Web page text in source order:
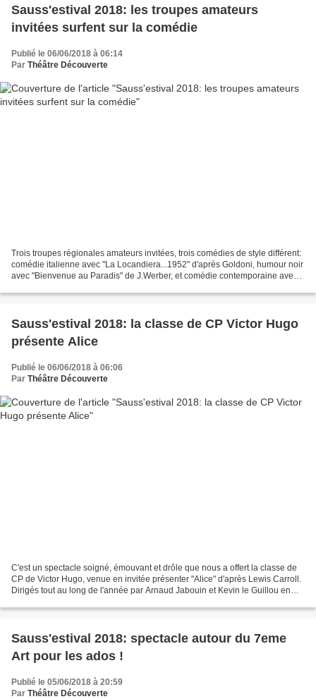
Sauss'estival 2018: les troupes amateurs
invitées surfent sur la comédie
Publié le 06/06/2018 à 06:14
Par Théâtre Découverte
Trois troupes régionales amateurs invitées, trois comédies de style différent:
comédie italienne avec "La Locandiera...1952" d'après Goldoni, humour noir
avec "Bienvenue au Paradis" de J.Werber, et comédie contemporaine avec
Sauss'estival 2018: la classe de CP Victor Hugo
présente Alice
Publié le 06/06/2018 à 06:06
Par Théâtre Découverte
C'est un spectacle soigné, émouvant et drôle que nous a offert la classe de
CP de Victor Hugo, venue en invitée présenter "Alice" d'après Lewis Carroll.
Dirigés tout au long de l'année par Arnaud Jabouin et Kevin le Guillou en
Sauss'estival 2018: spectacle autour du 7eme
Art pour les ados !
Publié le 05/06/2018 à 20:59
Par Théâtre Découverte